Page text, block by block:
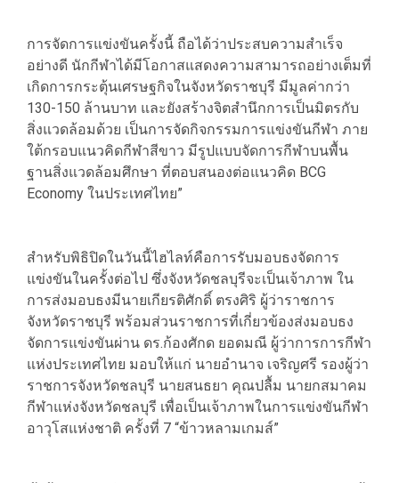
การจัดการแข่งขันครั้งนี้ ถือได้ว่าประสบความสำเร็จ
อย่างดี นักกีฬาได้มีโอกาสแสดงความสามารถอย่างเต็มที่
เกิดการกระตุ้นเศรษฐกิจในจังหวัดราชบุรี มีมูลค่ากว่า
130-150 ล้านบาท และยังสร้างจิตสำนึกการเป็นมิตรกับ
สิ่งแวดล้อมด้วย เป็นการจัดกิจกรรมการแข่งขันกีฬา ภาย
ใต้กรอบแนวคิดกีฬาสีขาว มีรูปแบบจัดการกีฬาบนพื้น
ฐานสิ่งแวดล้อมศึกษา ที่ตอบสนองต่อแนวคิด BCG
Economy ในประเทศไทย”
สำหรับพิธิปิดในวันนี้ไฮไลท์คือการรับมอบธงจัดการ
แข่งขันในครั้งต่อไป ซึ่งจังหวัดชลบุรีจะเป็นเจ้าภาพ ใน
การส่งมอบธงมีนายเกียรติศักดิ์ ตรงศิริ ผู้ว่าราชการ
จังหวัดราชบุรี พร้อมส่วนราชการที่เกี่ยวข้องส่งมอบธง
จัดการแข่งขันผ่าน ดร.ก้องศักด ยอดมณี ผู้ว่าการการกีฬา
แห่งประเทศไทย มอบให้แก่ นายอำนาจ เจริญศรี รองผู้ว่า
ราชการจังหวัดชลบุรี นายสนธยา คุณปลื้ม นายกสมาคม
กีฬาแห่งจังหวัดชลบุรี เพื่อเป็นเจ้าภาพในการแข่งขันกีฬา
อาวุโสแห่งชาติ ครั้งที่ 7 “ข้าวหลามเกมส์”